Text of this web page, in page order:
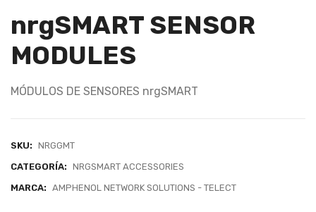
nrgSMART SENSOR
MODULES
MÓDULOS DE SENSORES nrgSMART
SKU: NRGGMT
CATEGORÍA: NRGSMART ACCESSORIES
MARCA: AMPHENOL NETWORK SOLUTIONS - TELECT